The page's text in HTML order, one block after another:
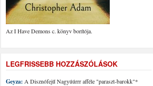
Az I Have Demons c. könyv borítója.
LEGFRISSEBB HOZZÁSZÓLÁSOK
Geyza: A Disznófejű Nagyúúrrr afféle "paraszt-barokk"*